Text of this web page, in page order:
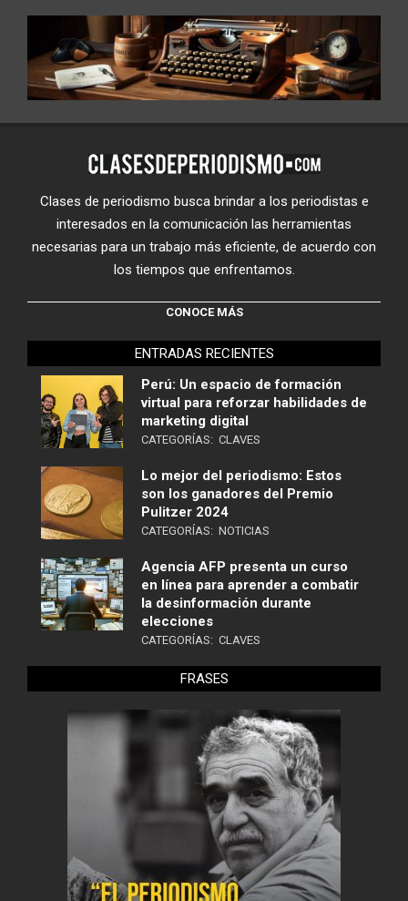
Clases de periodismo busca brindar a los periodistas e
interesados en la comunicación las herramientas
necesarias para un trabajo más eficiente, de acuerdo con
los tiempos que enfrentamos.
CONOCE MÁS
ENTRADAS RECIENTES
Perú: Un espacio de formación
virtual para reforzar habilidades de
marketing digital
CATEGORÍAS: CLAVES
Lo mejor del periodismo: Estos
son los ganadores del Premio
Pulitzer 2024
CATEGORÍAS: NOTICIAS
Agencia AFP presenta un curso
en línea para aprender a combatir
la desinformación durante
elecciones
CATEGORÍAS: CLAVES
FRASES